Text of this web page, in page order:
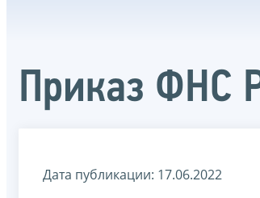
Приказ ФНС
Дата публикации: 17.06.2022